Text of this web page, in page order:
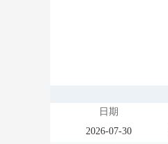
日期
2026-07-30